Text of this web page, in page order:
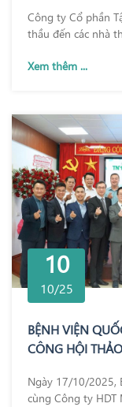
Công ty Cổ phần
thầu đến các nhà
Xem thêm ...
10
10/25
BỆNH VIỆN
CÔNG HỘI
TUYẾN TIỀN LIỆT
Ngày 17/10/2025,
cùng Công ty HDT